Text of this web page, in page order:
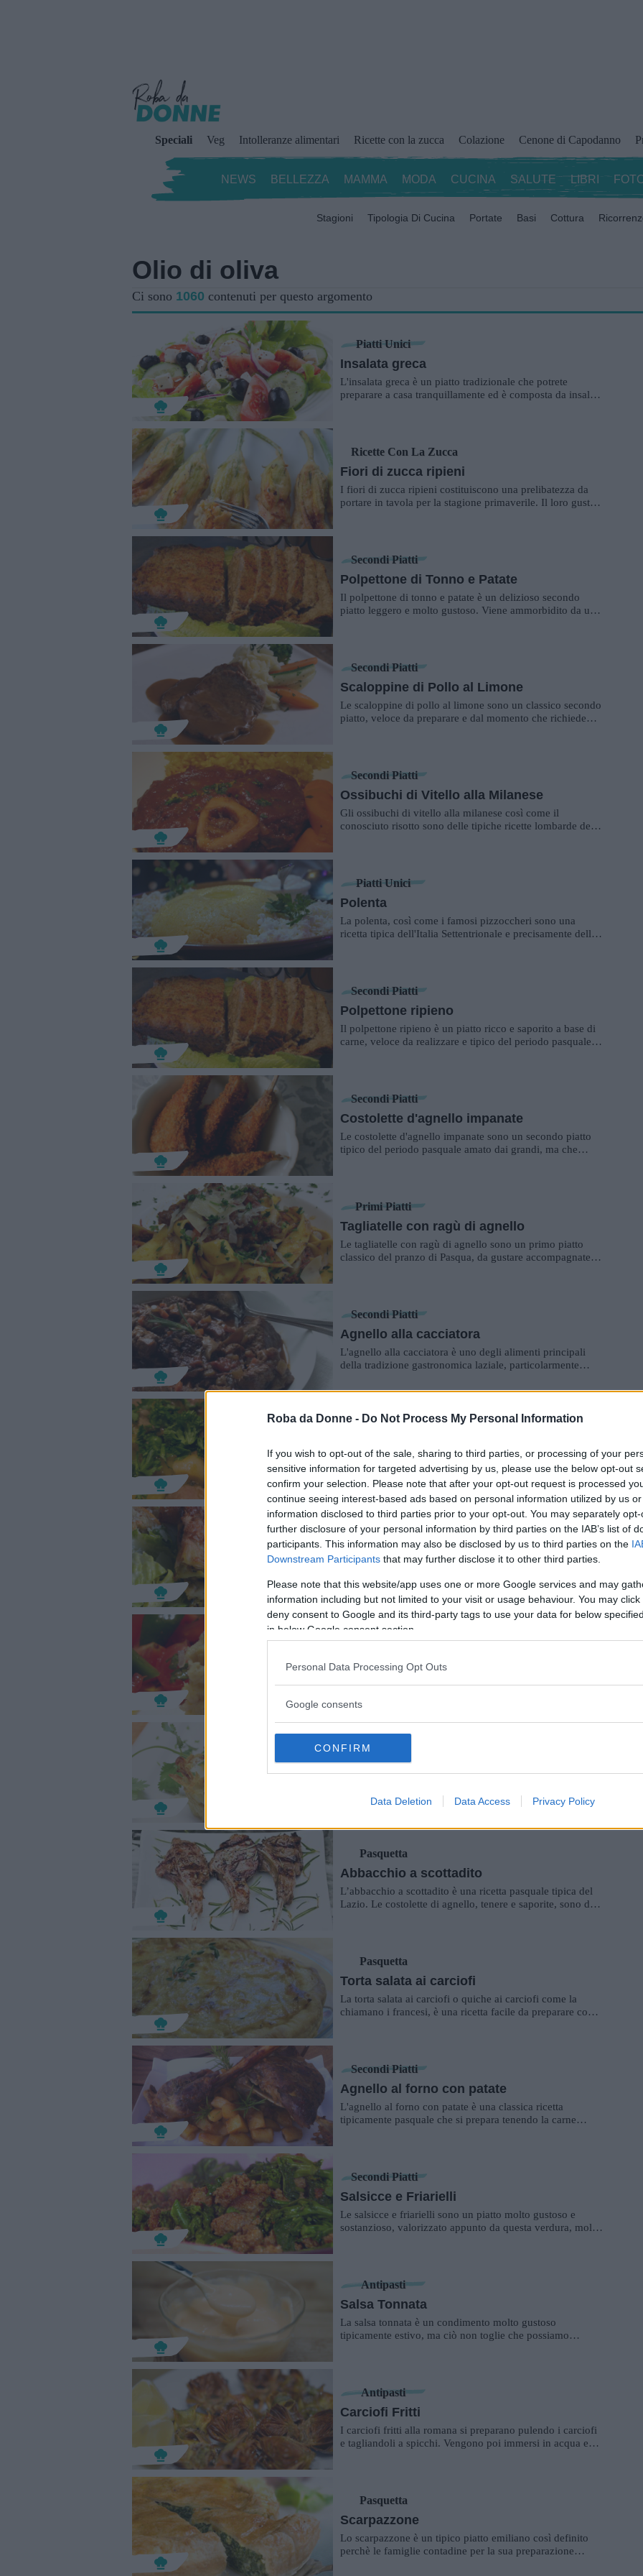
Roba da Donne - Do Not Process My Personal Information
If you wish to opt-out of the sale, sharing to third parties, or processing of your
sensitive information for targeted advertising by us, please use the below opt-out
confirm your selection. Please note that after your opt-out request is processed
continue seeing interest-based ads based on personal information utilized by us
information disclosed to third parties prior to your opt-out. You may separately
further disclosure of your personal information by third parties on the IAB’s list of
participants. This information may also be disclosed by us to third parties on the
Downstream Participants that may further disclose it to other third parties.
Please note that this website/app uses one or more Google services and may
information including but not limited to your visit or usage behaviour. You may
deny consent to Google and its third-party tags to use your data for below
in below Google consent section.
Personal Data Processing Opt Outs
Google consents
CONFIRM
Data Deletion Data Access Privacy Policy
Speciali Veg Intolleranze alimentari Ricette con la zucca Colazione Cenone di Capodanno
NEWS BELLEZZA MAMMA MODA CUCINA SALUTE LIBRI
Stagioni Tipologia Di Cucina Portate Basi Cottura
Olio di oliva
Ci sono 1060 contenuti per questo argomento
Piatti Unici
Insalata greca
L'insalata greca è un piatto tradizionale che potrete
preparare a casa tranquillamente ed è composta da insalata
Ricette Con La Zucca
Fiori di zucca ripieni
I fiori di zucca ripieni costituiscono una prelibatezza da
portare in tavola per la stagione primaverile. Il loro gusto
Secondi Piatti
Polpettone di Tonno e Patate
Il polpettone di tonno e patate è un delizioso secondo
piatto leggero e molto gustoso. Viene ammorbidito da una
Secondi Piatti
Scaloppine di Pollo al Limone
Le scaloppine di pollo al limone sono un classico secondo
piatto, veloce da preparare e dal momento che richiede
Secondi Piatti
Ossibuchi di Vitello alla Milanese
Gli ossibuchi di vitello alla milanese così come il
conosciuto risotto sono delle tipiche ricette lombarde della
Piatti Unici
Polenta
La polenta, così come i famosi pizzoccheri sono una
ricetta tipica dell'Italia Settentrionale e precisamente della
Secondi Piatti
Polpettone ripieno
Il polpettone ripieno è un piatto ricco e saporito a base di
carne, veloce da realizzare e tipico del periodo pasquale.
Secondi Piatti
Costolette d'agnello impanate
Le costolette d'agnello impanate sono un secondo piatto
tipico del periodo pasquale amato dai grandi, ma che
Primi Piatti
Tagliatelle con ragù di agnello
Le tagliatelle con ragù di agnello sono un primo piatto
classico del pranzo di Pasqua, da gustare accompagnate
Secondi Piatti
Agnello alla cacciatora
L'agnello alla cacciatora è uno degli alimenti principali
della tradizione gastronomica laziale, particolarmente
Secondi Piatti
Lo spezzatino di agnello con patate è una gustosa ricetta
pasquale che si realizza tritando le verdure nel mixer e poi
rosolandole nell'olio per p...
Piatti Unici
Lasagne ai carciofi
Le lasagne ai carciofi sono una pietanza ricca e molto
appetitosa. Costituiscono un'ottima alternativa alla
classiche lasagne alla bolognese e perf...
Primi Piatti
La frittata di spaghetti è una ricetta semplice e veloce nata
per riciclare gli avanzi di cibo e creare così un piatto
unico. La ricetta nasce...
Finger Food
Cestelli di Patate con Uova
ed originale da portare in tavola per il pranzo di Pasqua.
Possono essere serviti sia...
Pasquetta
Abbacchio a scottadito
L’abbacchio a scottadito è una ricetta pasquale tipica del
Lazio. Le costolette di agnello, tenere e saporite, sono da
Pasquetta
Torta salata ai carciofi
La torta salata ai carciofi o quiche ai carciofi come la
chiamano i francesi, è una ricetta facile da preparare come
Secondi Piatti
Agnello al forno con patate
L'agnello al forno con patate è una classica ricetta
tipicamente pasquale che si prepara tenendo la carne
Secondi Piatti
Salsicce e Friarielli
Le salsicce e friarielli sono un piatto molto gustoso e
sostanzioso, valorizzato appunto da questa verdura, molto
Antipasti
Salsa Tonnata
La salsa tonnata è un condimento molto gustoso
tipicamente estivo, ma ciò non toglie che possiamo
Antipasti
Carciofi Fritti
I carciofi fritti alla romana si preparano pulendo i carciofi
e tagliandoli a spicchi. Vengono poi immersi in acqua e
Pasquetta
Scarpazzone
Lo scarpazzone è un tipico piatto emiliano così definito
perchè le famiglie contadine per la sua preparazione